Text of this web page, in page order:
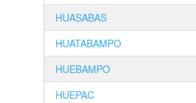
HUASABAS
HUATABAMPO
HUEBAMPO
HUEPAC